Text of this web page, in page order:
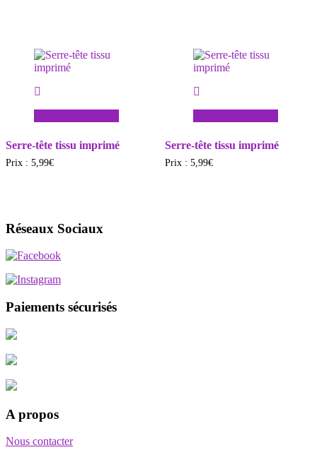
Serre-tête tissu imprimé
Prix : 5,99€
Serre-tête tissu imprimé
Prix : 5,99€
Réseaux Sociaux
Paiements sécurisés
A propos
Nous contacter